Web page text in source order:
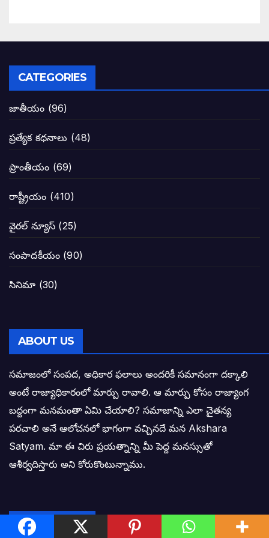
తెలంగాణ కొత్త సీఎంగా రేవంత్ రెడ్డి!
ఎన్నికల ఫలితాలు రాబోతున్న వేల ఎవరి గోల
బాధితుల ఆశలసౌధం జనసేనానికి అక్షర
ఓరి నాన్నోయి! జరా నా గోడు విను: అక్షర
అసాంఘిక కార్యక్రమాల అడ్డాగా విశాఖ?
CATEGORIES
జాతీయం (96)
ప్రత్యేక కధనాలు (48)
ప్రాంతీయం (69)
రాష్ట్రీయం (410)
వైరల్ న్యూస్ (25)
సంపాదకీయం (90)
సినిమా (30)
ABOUT US
సమాజంలో సంపద, అధికార ఫలాలు అందరికీ సమానంగా దక్కాలి
అంటే రాజ్యాధికారంలో మార్పు రావాలి. ఆ మార్పు కోసం రాజ్యాంగ
బద్దంగా మనమంతా ఏమి చేయాలి? సమాజాన్ని ఎలా చైతన్య
పరచాలి అనే ఆలోచనలో భాగంగా వచ్చినదే మన Akshara
Satyam. మా ఈ చిరు ప్రయత్నాన్ని మీ పెద్ద మనస్సుతో
ఆశీర్వదిస్తారు అని కోరుకొంటున్నాము.
CATEGORIES